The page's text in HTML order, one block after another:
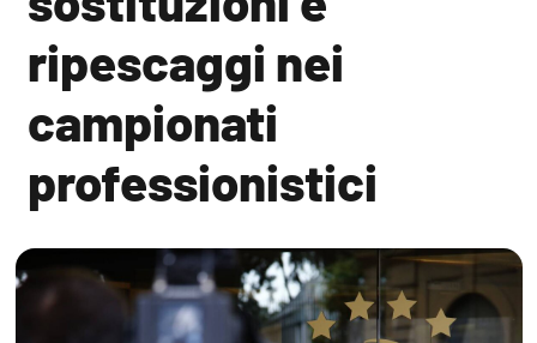
ripescaggi nei
campionati
professionistici